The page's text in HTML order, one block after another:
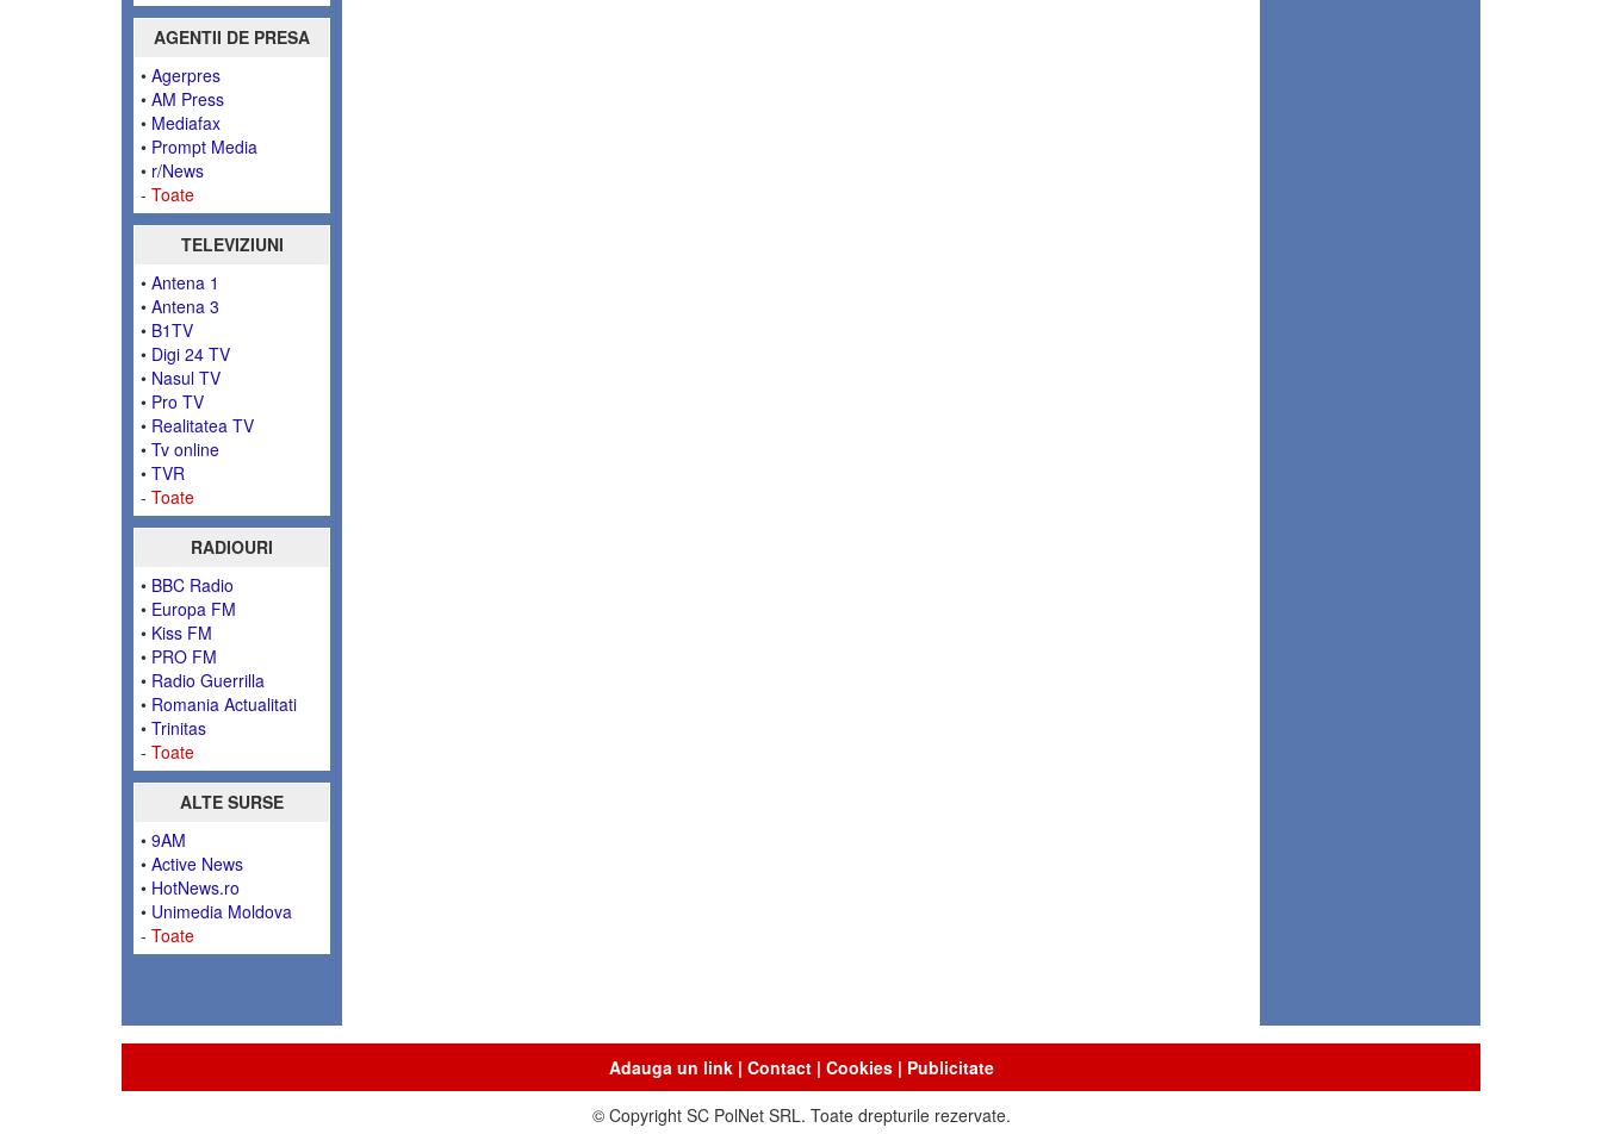
AGENTII DE PRESA
• Agerpres
• AM Press
• Mediafax
• Prompt Media
• r/News
- Toate
TELEVIZIUNI
• Antena 1
• Antena 3
• B1TV
• Digi 24 TV
• Nasul TV
• Pro TV
• Realitatea TV
• Tv online
• TVR
- Toate
RADIOURI
• BBC Radio
• Europa FM
• Kiss FM
• PRO FM
• Radio Guerrilla
• Romania Actualitati
• Trinitas
- Toate
ALTE SURSE
• 9AM
• Active News
• HotNews.ro
• Unimedia Moldova
- Toate
Adauga un link| Contact| Cookies| Publicitate
© Copyright SC PolNet SRL. Toate drepturile rezervate.